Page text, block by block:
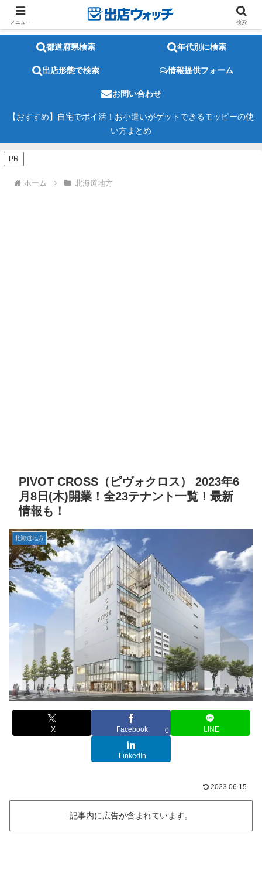
都道府県検索 年代別に検索
出店形態で検索 情報提供フォーム
お問い合わせ
【おすすめ】自宅でポイ活！お小遣いがゲットできるモッピーの使
い方まとめ
PR
ホーム 北海道地方
PIVOT CROSS（ピヴォクロス） 2023年6
月8日(木)開業！全23テナント一覧！最新
情報も！
北海道地方
X Facebook 0 LINE
LinkedIn
2023.06.15
記事内に広告が含まれています。
メニュー 検索